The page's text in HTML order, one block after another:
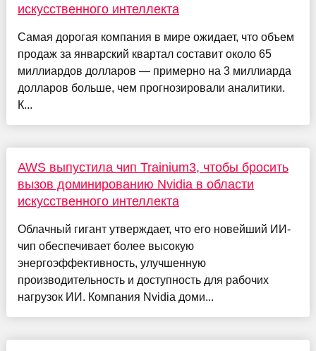
искусственного интеллекта
Самая дорогая компания в мире ожидает, что объем
продаж за январский квартал составит около 65
миллиардов долларов — примерно на 3 миллиарда
долларов больше, чем прогнозировали аналитики.
К...
AWS выпустила чип Trainium3, чтобы бросить
вызов доминированию Nvidia в области
искусственного интеллекта
Облачный гигант утверждает, что его новейший ИИ-
чип обеспечивает более высокую
энергоэффективность, улучшенную
производительность и доступность для рабочих
нагрузок ИИ. Компания Nvidia доми...